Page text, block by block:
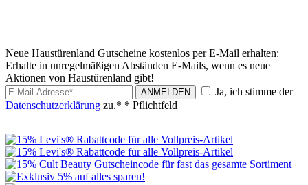
Neue Haustürenland Gutscheine kostenlos per E-Mail erhalten:
Erhalte in unregelmäßigen Abständen E-Mails, wenn es neue
Aktionen von Haustürenland gibt!
ANMELDEN
Ja, ich stimme der
Datenschutzerklärung zu.* * Pflichtfeld